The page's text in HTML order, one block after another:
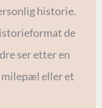
historie.
de
ser etter en
milepæl eller et